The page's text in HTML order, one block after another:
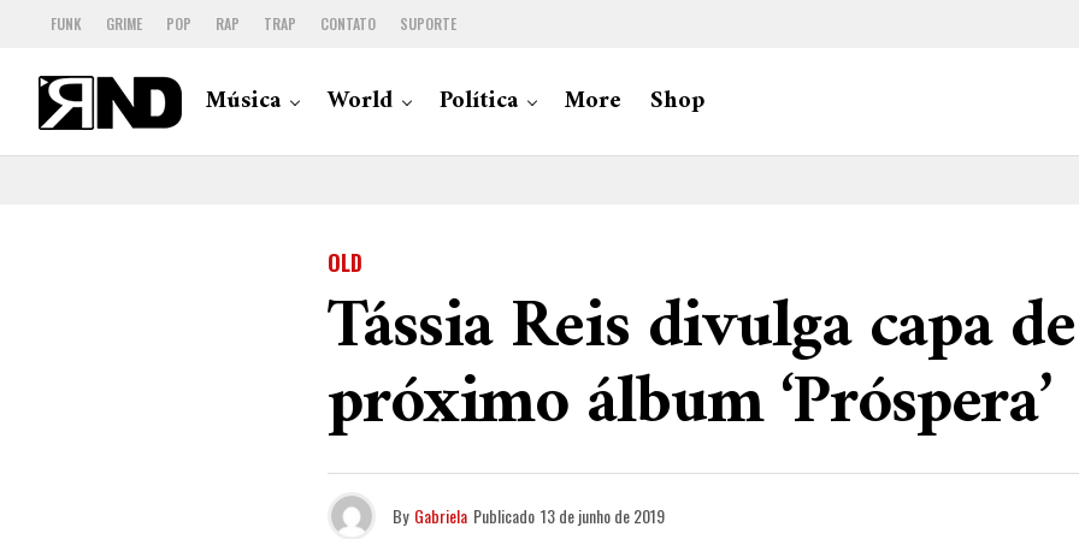
FUNK GRIME POP RAP TRAP CONTATO SUPORTE
Música World Política More Shop
OLD
Tássia Reis divulga capa
próximo álbum ‘Próspera’
By Gabriela Publicado 13 de junho de 2019